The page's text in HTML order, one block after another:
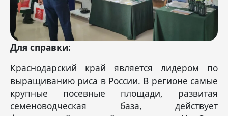
Для справки:
Краснодарский край является лидером по
выращиванию риса в России. В регионе самые
крупные посевные площади, развитая
семеноводческая база, действует